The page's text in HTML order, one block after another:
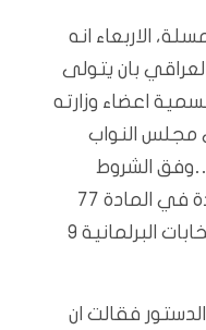
الاربعاء انه
الدستور العراقي بان يتولى
اعضاء وزارته
مجلس النواب
الشروط
الواجب توفرها في الوزير الواردة في المادة 77
دستور والمادة 8 من قانون الانتخابات البرلمانية 9
جاءت المادة 78 من الدستور فقالت ان